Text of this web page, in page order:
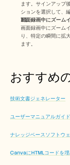
ます。サインアップ
ションを選択して、
画面録画中にズーム
画面録画中にズーム
り、特定の瞬間に拡
ます。
おすすめ
技術文書ジェネレーター
ユーザーマニュアルガイド
ナレッジベースソフトウ
CanvaにHTMLコードを